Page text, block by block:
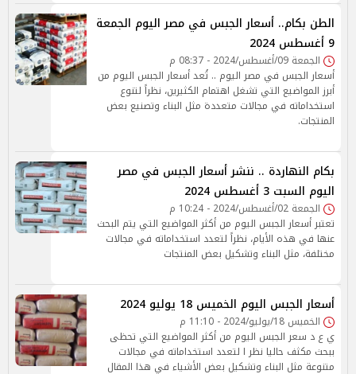
الطن بكام.. أسعار الجبس في مصر اليوم الجمعة
9 أغسطس 2024
الجمعة 09/أغسطس/2024 - 08:37 م
أسعار الجبس في مصر اليوم .. تُعد أسعار الجبس اليوم من
أبرز المواضيع التي تشغل اهتمام الكثيرين، نظراً لتنوع
استخداماته في مجالات متعددة مثل البناء وتصنيع بعض
المنتجات.
بكام النهاردة .. ننشر أسعار الجبس في مصر
اليوم السبت 3 أغسطس 2024
الجمعة 02/أغسطس/2024 - 10:24 م
تعتبر أسعار الجبس اليوم من أكثر المواضيع التي يتم البحث
عنها في هذه الأيام، نظراً لتعدد استخداماته في مجالات
مختلفة، مثل البناء وتشكيل بعض المنتجات
أسعار الجبس اليوم الخميس 18 يوليو 2024
الخميس 18/يوليو/2024 - 11:10 م
ي ع د سعر الجبس اليوم من أكثر المواضيع التي تحظى
ببحث مكثف حاليا نظر ا لتعدد استخداماته في مجالات
متنوعة مثل البناء وتشكيل بعض الأشياء في هذا المقال